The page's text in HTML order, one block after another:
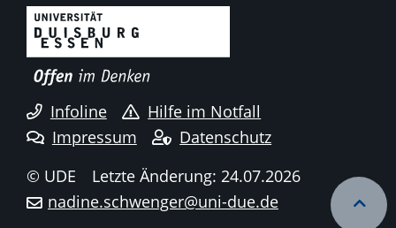
Infoline
Hilfe im Notfall
Impressum
Datenschutz
© UDE
Letzte Änderung: 24.07.2026
nadine.schwenger@uni-due.de